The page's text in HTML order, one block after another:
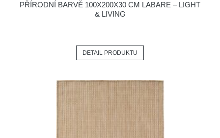
PŘÍRODNÍ BARVĚ 100X200X30 CM LABARE – LIGHT
& LIVING
DETAIL PRODUKTU